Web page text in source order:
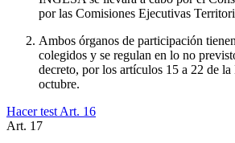
por las Comisiones Ejecutivas
Ambos órganos de participación
colegidos y se regulan en lo no
decreto, por los artículos 15 a 22 de
octubre.
Hacer test Art. 16
Art. 17